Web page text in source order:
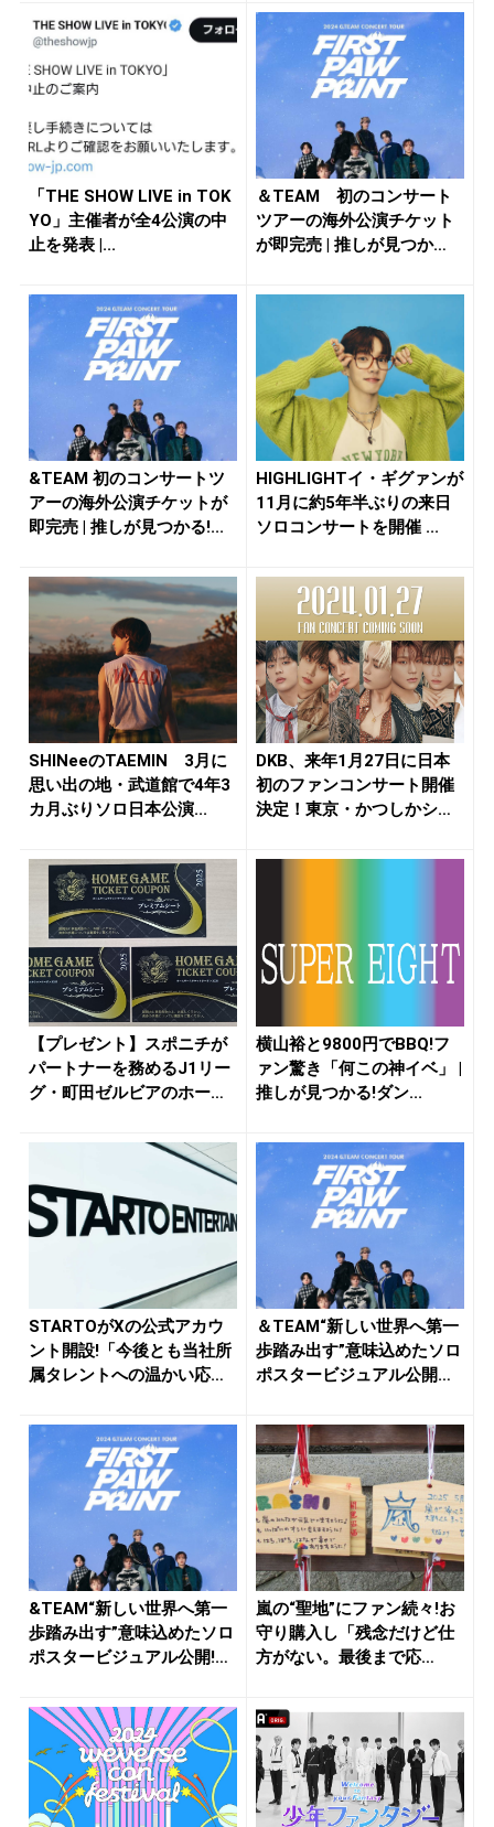
「THE SHOW LIVE in TOK
YO」主催者が全4公演の中
止を発表 |...
＆TEAM 初のコンサート
ツアーの海外公演チケット
が即完売 | 推しが見つか
&TEAM 初のコンサートツ
アーの海外公演チケットが
即完売 | 推しが見つかる!...
HIGHLIGHTイ・ギグァンが
11月に約5年半ぶりの来日
ソロコンサートを開催 ...
SHINeeのTAEMIN 3月に
思い出の地・武道館で4年3
カ月ぶりソロ日本公演...
DKB、来年1月27日に日本
初のファンコンサート開催
決定！東京・かつしかシン
【プレゼント】スポニチが
パートナーを務めるJ1リー
グ・町田ゼルビアのホーム
横山裕と9800円でBBQ!フ
ァン驚き「何この神イベ」 |
推しが見つかる!ダン...
STARTOがXの公式アカウ
ント開設!「今後とも当社所
属タレントへの温かい応援
＆TEAM“新しい世界へ第一
歩踏み出す”意味込めたソロ
ポスタービジュアル公開！
&TEAM“新しい世界へ第一
歩踏み出す”意味込めたソロ
ポスタービジュアル公開!
嵐の“聖地”にファン続々!お
守り購入し「残念だけど仕
方がない。最後まで応